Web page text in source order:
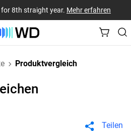
8th straight year. Mehr erfahren
Produktvergleich
Teilen